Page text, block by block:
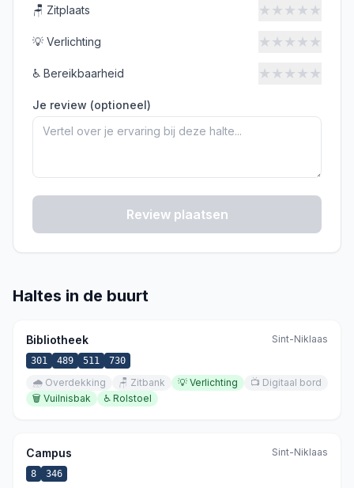
🪑 Zitplaats ★★★★★
💡 Verlichting ★★★★★
♿ Bereikbaarheid ★★★★★
Je review (optioneel)
Review plaatsen
Haltes in de buurt
Bibliotheek Sint-Niklaas
301 489 511 730
🌧️ Overdekking 🪑 Zitbank 💡 Verlichting 📺 Digitaal bord
🗑️ Vuilnisbak ♿ Rolstoel
Campus Sint-Niklaas
8 346